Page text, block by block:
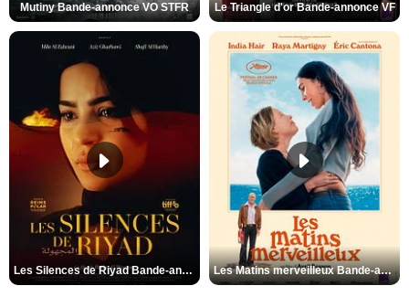
Mutiny Bande-annonce VO STFR Le Triangle d'or Bande-annonce VF
Les Silences de Riyad Bande-annonce VO STFR Les Matins merveilleux Bande-annonce VF